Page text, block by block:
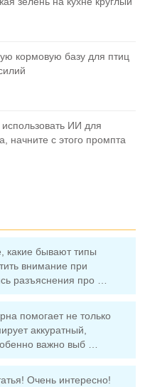
кормовую базу для птиц
ИИ для
начните с этого промпта
какие бывают типы
внимание при
разъяснения про …
помогает не только
аккуратный,
важно выб …
Очень интересно!